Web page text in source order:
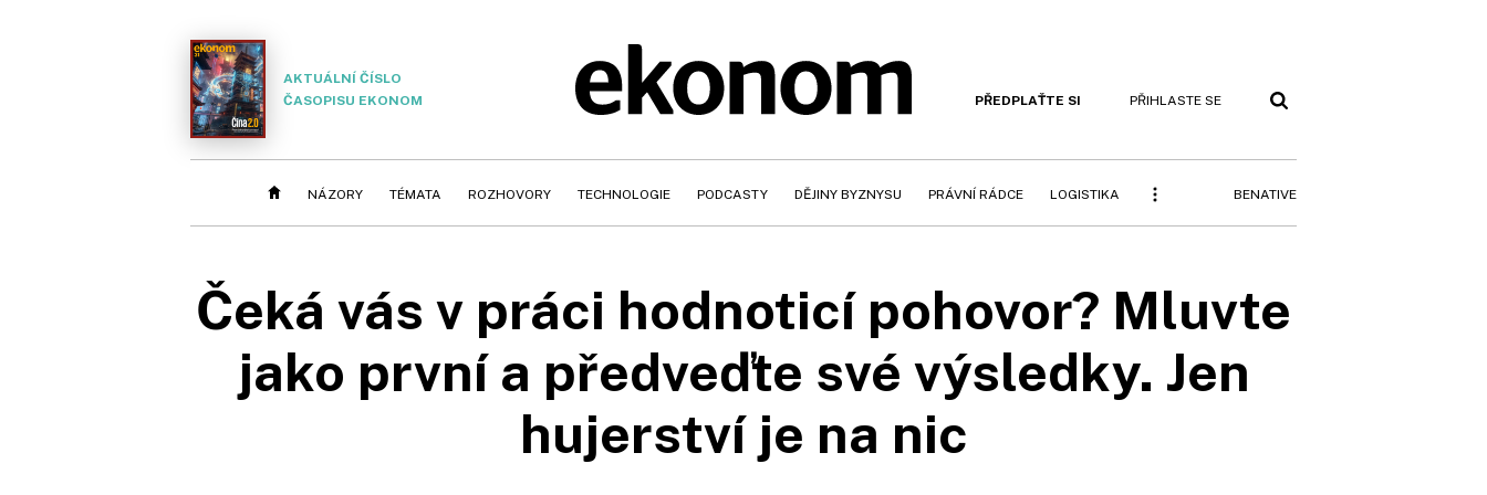
AKTUÁLNÍ ČÍSLO
ČASOPISU EKONOM
PŘEDPLAŤTE SI PŘIHLASTE SE
NÁZORY TÉMATA ROZHOVORY TECHNOLOGIE PODCASTY DĚJINY BYZNYSU PRÁVNÍ RÁDCE LOGISTIKA BENATIVE
Čeká vás v práci hodnoticí pohovor? Mluvte
jako první a předveďte své výsledky. Jen
hujerství je na nic